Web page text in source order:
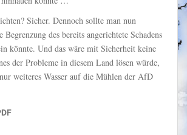
Sicher. Dennoch sollte man nun
des bereits angerichtete Schadens
könnte. Und das wäre mit Sicherheit keine
der Probleme in diesem Land lösen würde,
weiteres Wasser auf die Mühlen der AfD